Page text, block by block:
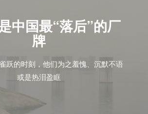
中国最“落后”的厂
牌
跃的时刻，他们为之羞愧、沉默不语
或是热泪盈眶